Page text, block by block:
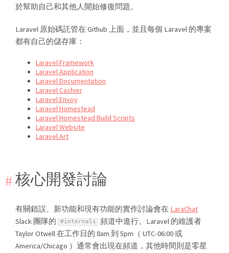
於幫助自己和其他人開始修復問題。
Laravel 原始碼託管在 Github 上面，並且每個 Laravel 的專案
都有自己的儲存庫：
Laravel Framework
Laravel Application
Laravel Documentation
Laravel Cashier
Laravel Envoy
Laravel Homestead
Laravel Homestead Build Scripts
Laravel Website
Laravel Art
核心開發討論
有關錯誤、新功能和現有功能的實作討論會在 LaraChat
Slack 團隊的
#internals
頻道中進行。Laravel 的維護者
Taylor Otwell 在工作日的 8am 到 5pm（ UTC-06:00 或
America/Chicago ）通常會出現在頻道，其他時間則是零星